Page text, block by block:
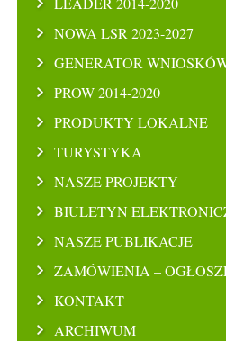
NOWA LSR 2023-2027
GENERATOR
PROW 2014-2020
PRODUKTY LOKALNE
TURYSTYKA
NASZE PROJEKTY
BIULETYN
NASZE PUBLIKACJE
ZAMÓWIENIA –
KONTAKT
ARCHIWUM